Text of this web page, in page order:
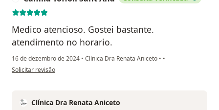
Medico atencioso. Gostei bastante.
atendimento no horario.
16 de dezembro de 2024 • Clínica Dra Renata Aniceto • •
na opinião do utilizador Camila Toffoli Sant Ana
Solicitar revisão
Clínica Dra Renata Aniceto